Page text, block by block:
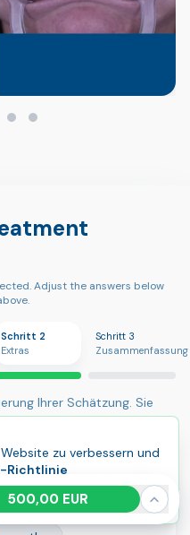
Adjust the answers below
Schritt 2
Extras
Schritt 3
Zusammenfassung
Ihrer Schätzung. Sie
since that tooth
500,00 EUR
zu verbessern und
Richtlinie